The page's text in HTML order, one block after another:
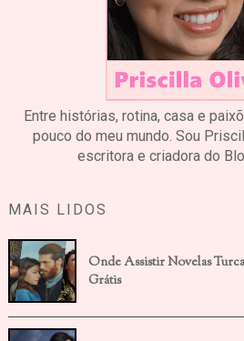
Entre histórias, rotina, casa e
pouco do meu mundo. Sou
escritora e criadora do
MAIS LIDOS
Onde Assistir Novelas
Grátis